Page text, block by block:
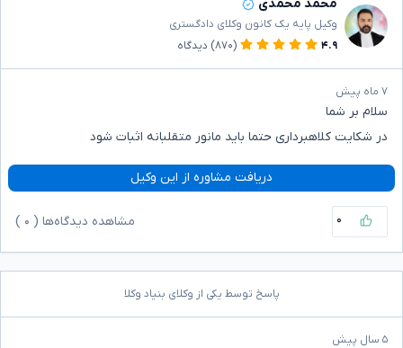
محمد محمدی
وکیل پایه یک کانون وکلای دادگستری
۴.۹
(۸۷۰) دیدگاه
۷ ماه پیش
سلام بر شما
در شکایت کلاهبرداری حتما باید مانور متقلبانه اثبات شود
دریافت مشاوره از این وکیل
۰ مشاهده دیدگاه‌ها ( ۰
پاسخ توسط یکی از وکلای بنیاد وکلا
۵ سال پیش